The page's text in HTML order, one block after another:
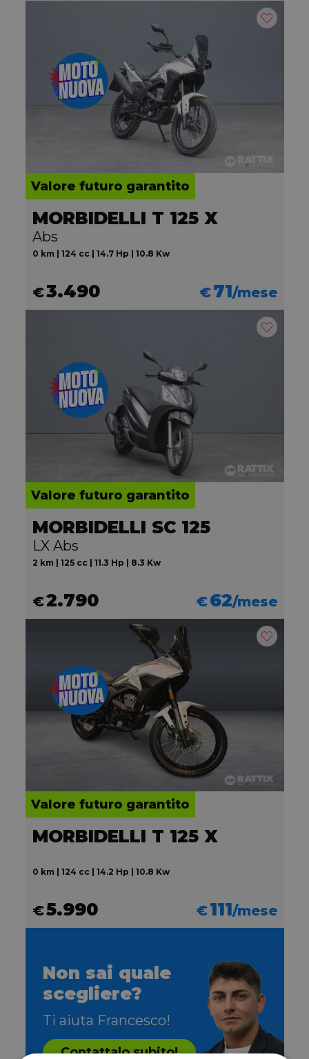
Valore futuro garantito
MORBIDELLI T 125 X
Abs
0 km | 124 cc | 14.7 Hp | 10.8 Kw
€3.490 €71/mese
Valore futuro garantito
MORBIDELLI SC 125
LX Abs
2 km | 125 cc | 11.3 Hp | 8.3 Kw
€2.790 €62/mese
Valore futuro garantito
MORBIDELLI T 125 X
0 km | 124 cc | 14.2 Hp | 10.8 Kw
€5.990 €111/mese
Non sai quale
scegliere?
Ti aiuta Francesco!
Contattalo subito!